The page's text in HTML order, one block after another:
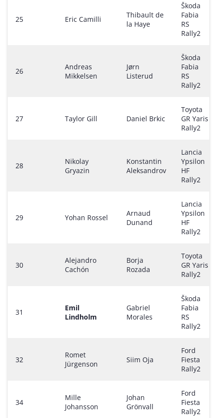
25 Eric Camilli
Thibault de
la Haye
Škoda
Fabia
RS
Rally2
26
Andreas
Mikkelsen
Jørn
Listerud
Škoda
Fabia
RS
Rally2
27 Taylor Gill Daniel Brkic
Toyota
GR Yaris
Rally2
28
Nikolay
Gryazin
Konstantin
Aleksandrov
Lancia
Ypsilon
HF
Rally2
29 Yohan Rossel
Arnaud
Dunand
Lancia
Ypsilon
HF
Rally2
30
Alejandro
Cachón
Borja
Rozada
Toyota
GR Yaris
Rally2
31
Emil
Lindholm
Gabriel
Morales
Škoda
Fabia
RS
Rally2
32
Romet
Jürgenson
Siim Oja
Ford
Fiesta
Rally2
34
Mille
Johansson
Johan
Grönvall
Ford
Fiesta
Rally2